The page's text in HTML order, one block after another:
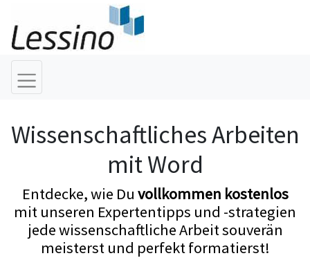
Wissenschaftliches Arbeiten
mit Word
Entdecke, wie Du vollkommen kostenlos
mit unseren Expertentipps und -strategien
jede wissenschaftliche Arbeit souverän
meisterst und perfekt formatierst!